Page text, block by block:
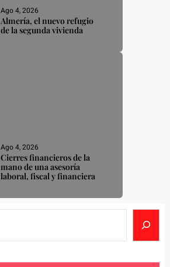
Ago 4, 2026
Almería, el nuevo refugio
de la segunda vivienda
Ago 4, 2026
Cierres financieros de la
mano de una asesoría
laboral, fiscal y financiera